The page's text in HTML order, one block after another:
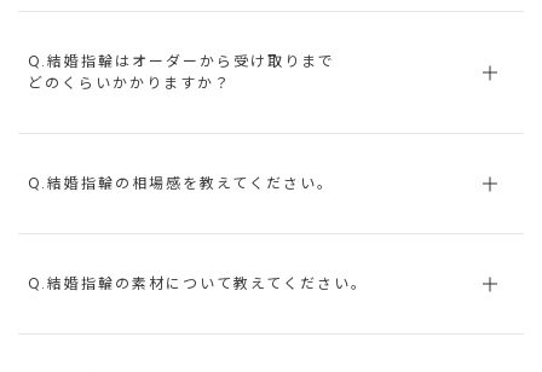
Q.結婚指輪はオーダーから受け取りまで
どのくらいかかりますか？
Q.結婚指輪の相場感を教えてください。
Q.結婚指輪の素材について教えてください。